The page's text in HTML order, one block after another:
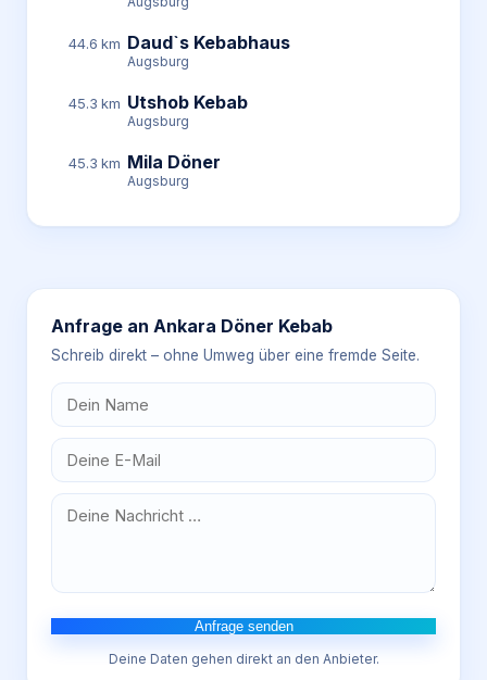
44.6 km Daud`s Kebabhaus
Augsburg
45.3 km Utshob Kebab
Augsburg
45.3 km Mila Döner
Augsburg
Anfrage an Ankara Döner Kebab
Schreib direkt – ohne Umweg über eine fremde Seite.
Anfrage senden
Deine Daten gehen direkt an den Anbieter.